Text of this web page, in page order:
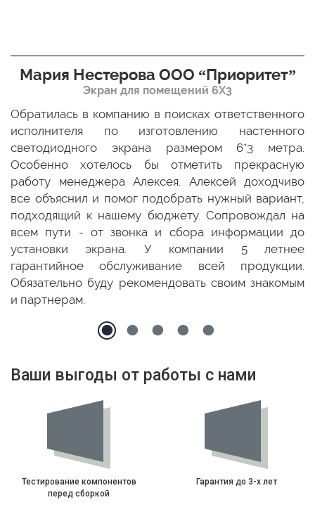
Мария Нестерова ООО “Приоритет”
Экран для помещений 6Х3
Обратилась в компанию в поисках ответственного
исполнителя по изготовлению настенного
светодиодного экрана размером 6*3 метра.
Особенно хотелось бы отметить прекрасную
работу менеджера Алексея. Алексей доходчиво
все объяснил и помог подобрать нужный вариант,
подходящий к нашему бюджету. Сопровождал на
всем пути - от звонка и сбора информации до
установки экрана. У компании 5 летнее
гарантийное обслуживание всей продукции.
Обязательно буду рекомендовать своим знакомым
и партнерам.
Ваши выгоды от работы с нами
Тестирование компонентов
перед сборкой
Гарантия до 3-х лет